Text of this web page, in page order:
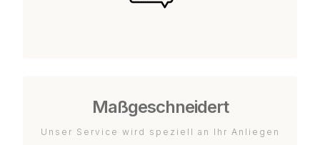
Maßgeschneidert
Unser Service wird speziell an Ihr Anliegen